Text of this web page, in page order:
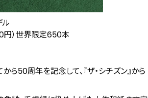
ル
）世界限定650本
50周年を記念して、『ザ・シチズン』から